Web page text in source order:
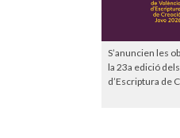
S’anuncien les
la 23a edició
d’Escriptura de